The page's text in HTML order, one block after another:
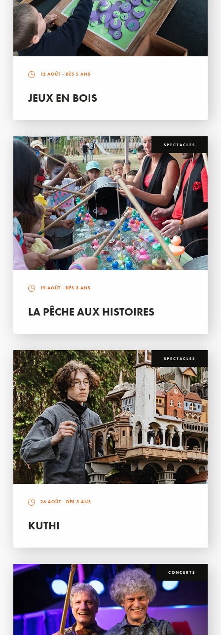
12 AOÛT - DÈS 5 ANS
JEUX EN BOIS
SPECTACLES
19 AOÛT - DÈS 3 ANS
LA PÊCHE AUX HISTOIRES
SPECTACLES
26 AOÛT - DÈS 3 ANS
KUTHI
CONCERTS